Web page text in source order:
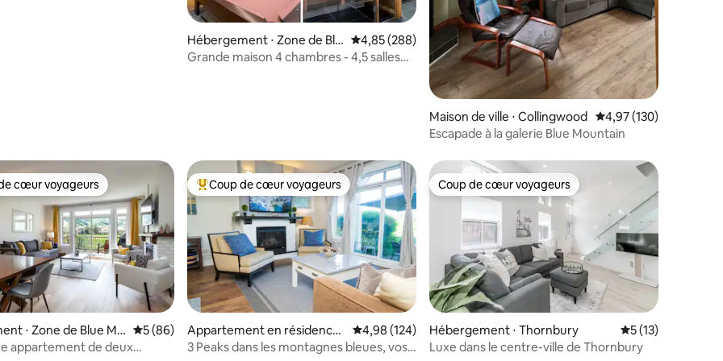
Hébergement ⋅ Zone de Blu
e Mountain
Évaluation moyenne sur la base de 288 commentaires : 4,85 sur 5
4,85 (288)
Grande maison 4 chambres - 4,5 salles
Maison de ville ⋅ Collingwood Évaluation moyenne
4,97 (130)
Escapade à la galerie Blue Mountain
cœur voyageurs les plus appréciés
cœur voyageurs
⋅ Zone de Blue Mo Évaluation moyenne sur la base de 86 commentaires : 5 sur 5
5 (86)
appartement de deux
Coups de cœur voyageurs les plus appréciés
Coup de cœur voyageurs
Appartement en résidence ⋅
Zone de Blue Mountain
Évaluation moyenne sur la base de 124 commentaires : 4,98 sur 5
4,98 (124)
3 Peaks dans les montagnes bleues, vos
Coup de cœur voyageurs
Coup de cœur voyageurs
Hébergement ⋅ Thornbury Évaluation
5 (13)
Luxe dans le centre-ville de Thornbury